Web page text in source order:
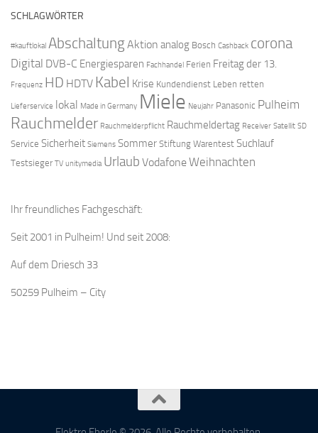
SCHLAGWÖRTER
#kauftlokal Abschaltung Aktion analog Bosch Cashback corona
Digital DVB-C Energiesparen Fachhandel Ferien Freitag der 13.
Frequenz HD HDTV Kabel Krise Kundendienst Leben retten
Lieferservice lokal Made in Germany Miele Neujahr Panasonic Pulheim
Rauchmelder Rauchmelderpflicht Rauchmeldertag Receiver Satellit SD
Service Sicherheit Siemens Sommer Stiftung Warentest Suchlauf
Testsieger TV unitymedia Urlaub VodafoneWeihnachten
Ihr freundliches Fachgeschäft:
Seit 2001 in Pulheim! Und seit 2008:
Auf dem Driesch 33
50259 Pulheim – City